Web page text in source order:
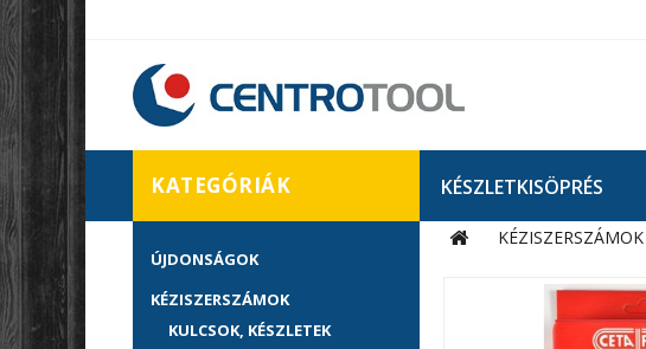
KÉSZLETKISÖPRÉS
KATEGÓRIÁK
ÚJDONSÁGOK
KÉZISZERSZÁMOK
KULCSOK, KÉSZLETEK
KÉZISZERSZÁMOK